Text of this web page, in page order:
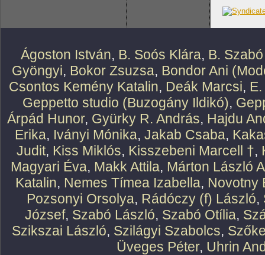
Ágoston István, B. Soós Klára, B.
Gyöngyi, Bokor Zsuzsa, Bondor Ani
Csontos Kemény Katalin, Deák Marcsi,
Geppetto studio (Buzogány Ildikó),
Árpád Hunor, Gyürky R. András, Hajdu
Erika, Iványi Mónika, Jakab Csaba,
Judit, Kiss Miklós, Kisszebeni Marcell †,
Magyari Éva, Makk Attila, Márton László
Katalin, Nemes Tímea Izabella, Novotny
Pozsonyi Orsolya, Rádóczy (f) László,
József, Szabó László, Szabó Otília,
Szikszai László, Szilágyi Szabolcs,
Üveges Péter, Uhrin